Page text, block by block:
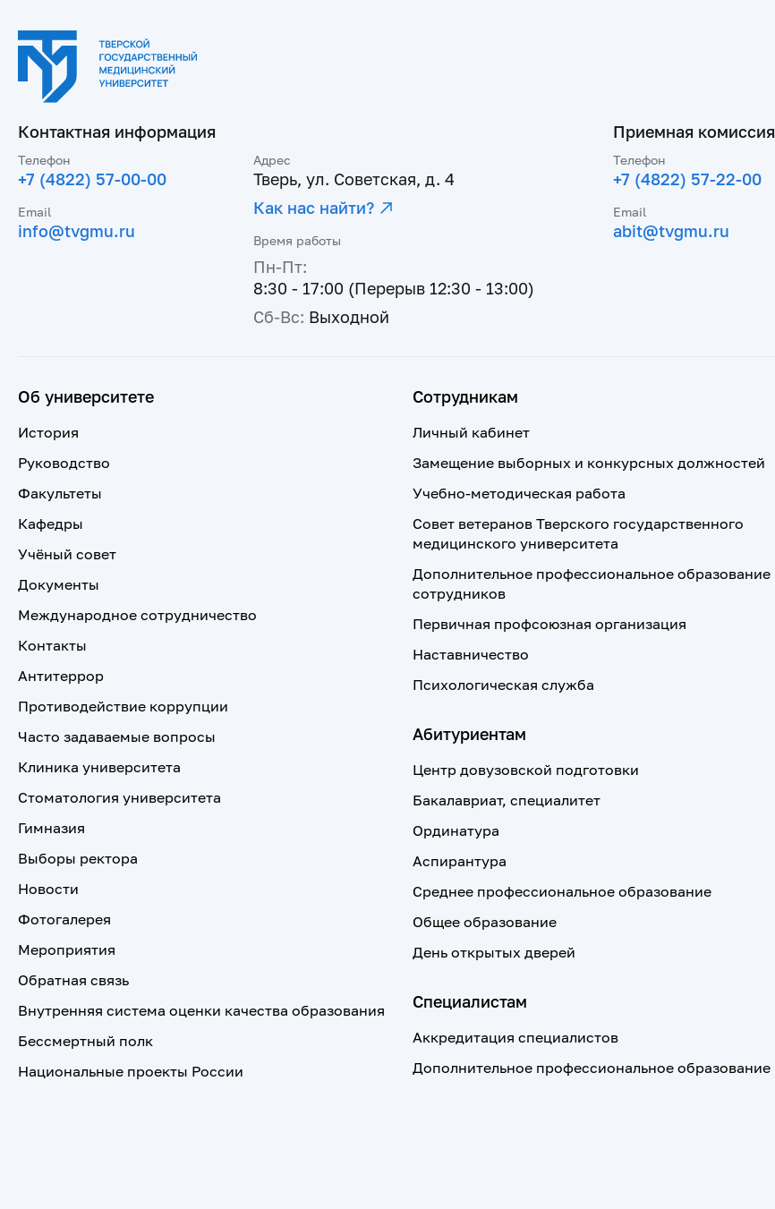
Контактная информация
Телефон
+7 (4822) 57-00-00
Email
info@tvgmu.ru
Адрес
Тверь, ул. Советская, д. 4
Как нас найти?
Время работы
Пн-Пт:
8:30 - 17:00 (Перерыв 12:30 - 13:00)
Сб-Вс: Выходной
Приемная комиссия
Телефон
+7 (4822) 57-22-00
Email
abit@tvgmu.ru
Об университете
История
Руководство
Факультеты
Кафедры
Учёный совет
Документы
Международное сотрудничество
Контакты
Антитеррор
Противодействие коррупции
Часто задаваемые вопросы
Клиника университета
Стоматология университета
Гимназия
Выборы ректора
Новости
Фотогалерея
Мероприятия
Обратная связь
Внутренняя система оценки качества образования
Бессмертный полк
Национальные проекты России
Сотрудникам
Личный кабинет
Замещение выборных и конкурсных должностей
Учебно-методическая работа
Совет ветеранов Тверского государственного
медицинского университета
Дополнительное профессиональное образование
сотрудников
Первичная профсоюзная организация
Наставничество
Психологическая служба
Абитуриентам
Центр довузовской подготовки
Бакалавриат, специалитет
Ординатура
Аспирантура
Среднее профессиональное образование
Общее образование
День открытых дверей
Специалистам
Аккредитация специалистов
Дополнительное профессиональное образование